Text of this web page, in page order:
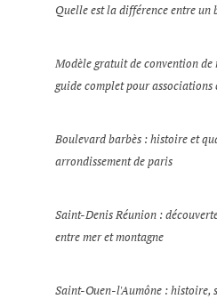
Quelle est la différence entre un
Modèle gratuit de convention
guide complet pour associations
Boulevard barbès : histoire et
arrondissement de paris
Saint-Denis Réunion :
entre mer et montagne
Saint-Ouen-l'Aumône : histoire,